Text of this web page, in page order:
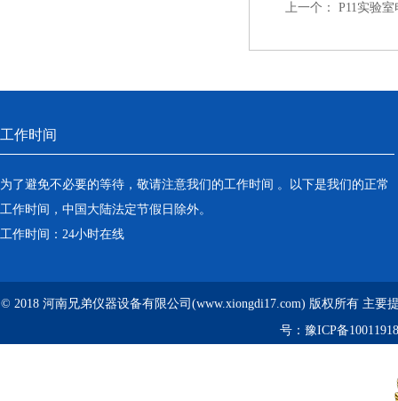
上一个： P11实验
工作时间
为了避免不必要的等待，敬请注意我们的工作时间 。以下是我们的正常
工作时间，中国大陆法定节假日除外。
工作时间：24小时在线
© 2018 河南兄弟仪器设备有限公司(www.xiongdi17.com) 版权所有 主要
号： 豫ICP备